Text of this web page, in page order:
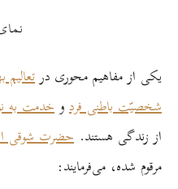
یکی از مفاهیم محوری در
شخصیّت باطنی فردوخدمت به
از زندگی هستند. حضرت شوقی
مرقوم شده، می‌فرمایند: